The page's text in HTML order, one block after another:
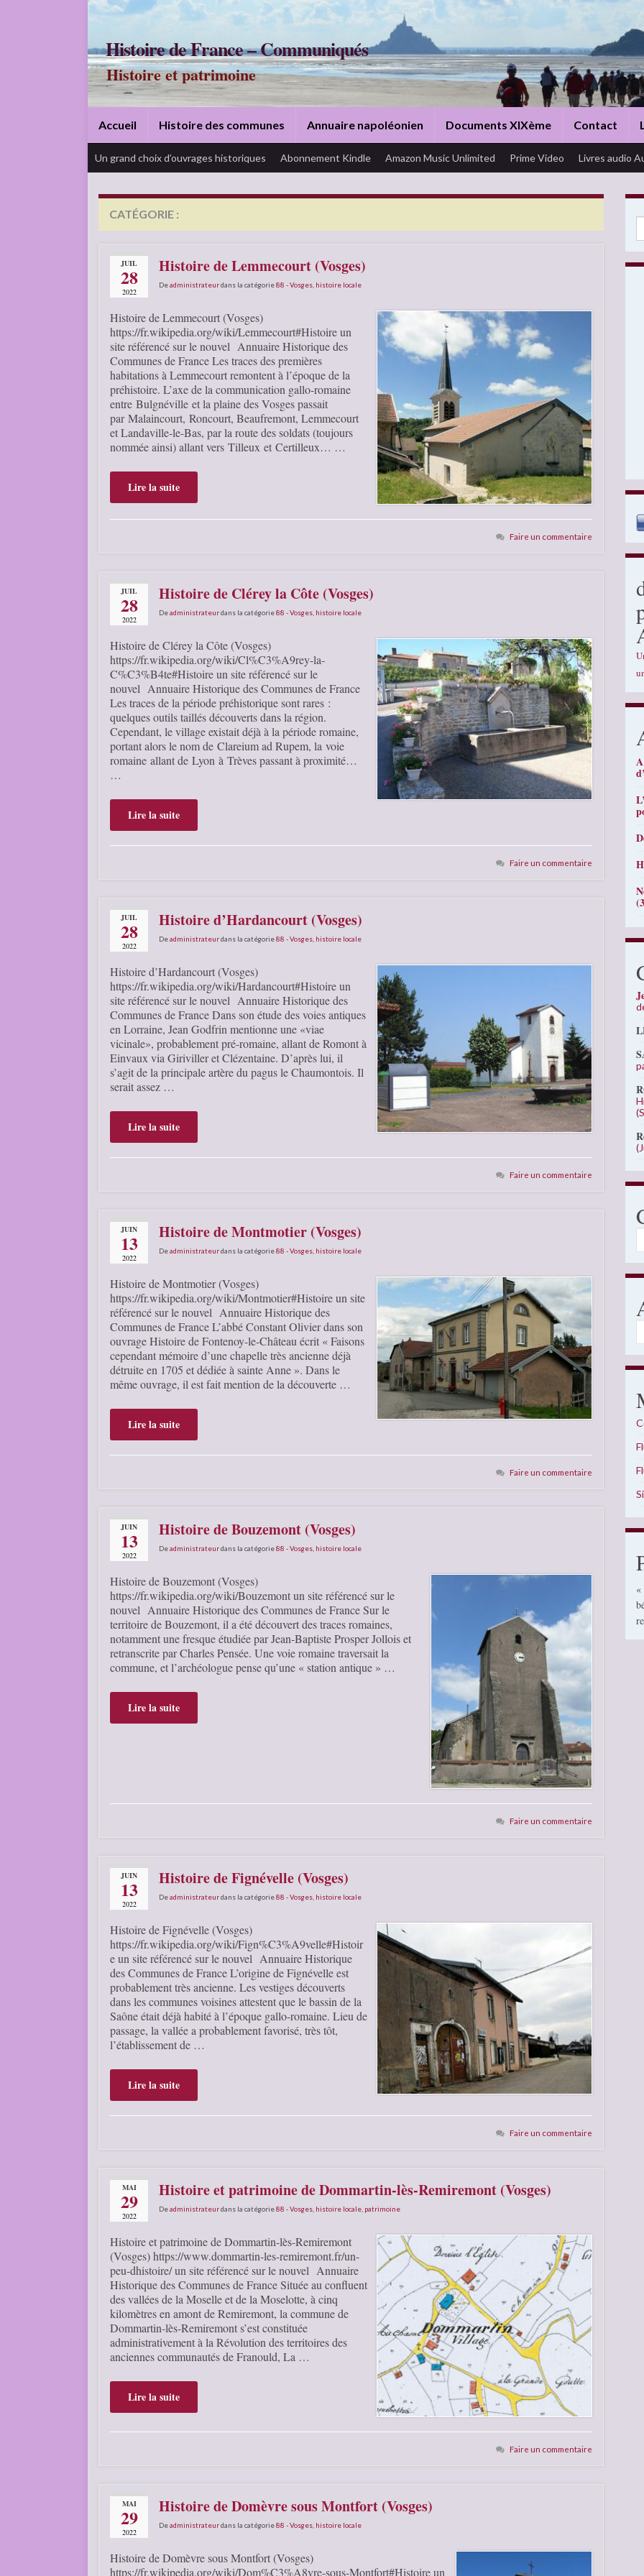
Histoire de France – Communiqués
Histoire et patrimoine
Accueil Histoire des communes Annuaire napoléonien Documents XIXème Contact
Un grand choix d’ouvrages historiques Abonnement Kindle Amazon Music Unlimited Prime Video Livres audio
CATÉGORIE :
JUIL
28
2022
Histoire de Lemmecourt (Vosges)
Deadministrateurdans la catégorie88 - Vosges histoire locale
Histoire de Lemmecourt (Vosges)
https://fr.wikipedia.org/wiki/Lemmecourt#Histoire un
site référencé sur le nouvel Annuaire Historique des
Communes de France Les traces des premières
habitations à Lemmecourt remontent à l’époque de la
préhistoire. L’axe de la communication gallo-romaine
entre Bulgnéville et la plaine des Vosges passait
par Malaincourt, Roncourt, Beaufremont, Lemmecourt
et Landaville-le-Bas, par la route des soldats (toujours
nommée ainsi) allant vers Tilleux et Certilleux… …
Lire la suite
Faire un commentaire
JUIL
28
2022
Histoire de Clérey la Côte (Vosges)
Deadministrateurdans la catégorie88 - Vosges histoire locale
Histoire de Clérey la Côte (Vosges)
https://fr.wikipedia.org/wiki/Cl%C3%A9rey-la-
C%C3%B4te#Histoire un site référencé sur le
nouvel Annuaire Historique des Communes de France
Les traces de la période préhistorique sont rares :
quelques outils taillés découverts dans la région.
Cependant, le village existait déjà à la période romaine,
portant alors le nom de Clareium ad Rupem, la voie
romaine allant de Lyon à Trèves passant à proximité…
…
Lire la suite
Faire un commentaire
JUIL
28
2022
Histoire d’Hardancourt (Vosges)
Deadministrateurdans la catégorie88 - Vosges histoire locale
Histoire d’Hardancourt (Vosges)
https://fr.wikipedia.org/wiki/Hardancourt#Histoire un
site référencé sur le nouvel Annuaire Historique des
Communes de France Dans son étude des voies antiques
en Lorraine, Jean Godfrin mentionne une «viae
vicinale», probablement pré-romaine, allant de Romont à
Einvaux via Giriviller et Clézentaine. D’après lui, il
s’agit de la principale artère du pagus le Chaumontois. Il
serait assez …
Lire la suite
Faire un commentaire
JUIN
13
2022
Histoire de Montmotier (Vosges)
Deadministrateurdans la catégorie88 - Vosges histoire locale
Histoire de Montmotier (Vosges)
https://fr.wikipedia.org/wiki/Montmotier#Histoire un site
référencé sur le nouvel Annuaire Historique des
Communes de France L’abbé Constant Olivier dans son
ouvrage Histoire de Fontenoy-le-Château écrit « Faisons
cependant mémoire d’une chapelle très ancienne déjà
détruite en 1705 et dédiée à sainte Anne ». Dans le
même ouvrage, il est fait mention de la découverte …
Lire la suite
Faire un commentaire
JUIN
13
2022
Histoire de Bouzemont (Vosges)
Deadministrateurdans la catégorie88 - Vosges histoire locale
Histoire de Bouzemont (Vosges)
https://fr.wikipedia.org/wiki/Bouzemont un site référencé sur le
nouvel Annuaire Historique des Communes de France Sur le
territoire de Bouzemont, il a été découvert des traces romaines,
notamment une fresque étudiée par Jean-Baptiste Prosper Jollois et
retranscrite par Charles Pensée. Une voie romaine traversait la
commune, et l’archéologue pense qu’une « station antique » …
Lire la suite
Faire un commentaire
JUIN
13
2022
Histoire de Fignévelle (Vosges)
Deadministrateurdans la catégorie88 - Vosges histoire locale
Histoire de Fignévelle (Vosges)
https://fr.wikipedia.org/wiki/Fign%C3%A9velle#Histoir
e un site référencé sur le nouvel Annuaire Historique
des Communes de France L’origine de Fignévelle est
probablement très ancienne. Les vestiges découverts
dans les communes voisines attestent que le bassin de la
Saône était déjà habité à l’époque gallo-romaine. Lieu de
passage, la vallée a probablement favorisé, très tôt,
l’établissement de …
Lire la suite
Faire un commentaire
MAI
29
2022
Histoire et patrimoine de Dommartin-lès-Remiremont (Vosges)
Deadministrateurdans la catégorie88 - Vosges histoire locale patrimoine
Histoire et patrimoine de Dommartin-lès-Remiremont
(Vosges) https://www.dommartin-les-remiremont.fr/un-
peu-dhistoire/ un site référencé sur le nouvel Annuaire
Historique des Communes de France Située au confluent
des vallées de la Moselle et de la Moselotte, à cinq
kilomètres en amont de Remiremont, la commune de
Dommartin-lès-Remiremont s’est constituée
administrativement à la Révolution des territoires des
anciennes communautés de Franould, La …
Lire la suite
Faire un commentaire
MAI
29
2022
Histoire de Domèvre sous Montfort (Vosges)
Deadministrateurdans la catégorie88 - Vosges histoire locale
Histoire de Domèvre sous Montfort (Vosges)
https://fr.wikipedia.org/wiki/Dom%C3%A8vre-sous-Montfort#Histoire un